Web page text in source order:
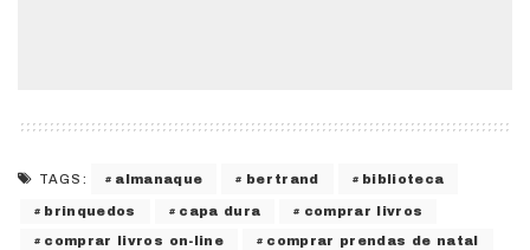
TAGS: almanaque bertrand biblioteca
brinquedos capa dura comprar livros
comprar livros on-line comprar prendas de natal